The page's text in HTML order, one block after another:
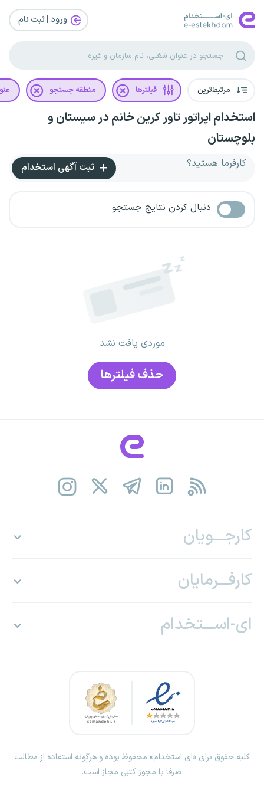
ورود | ثبت‌ نام
مرتبط‌ترین فیلترها منطقه جستجو
استخدام اپراتور تاور کرین خانم در سیستان و
بلوچستان
کارفرما هستید؟ ثبت آگهی استخدام
دنبال کردن نتایج جستجو
موردی یافت نشد
حذف فیلتر‌ها
کارجـــویان
کارفـــرمایان
ای-اســـتخدام
کلیه حقوق برای «ای استخدام» محفوظ بوده و هرگونه استفاده از مطالب
صرفا با مجوز کتبی مجاز است.